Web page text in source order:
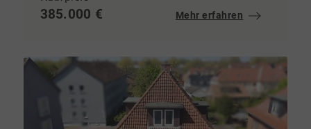
385.000 € Mehr erfahren